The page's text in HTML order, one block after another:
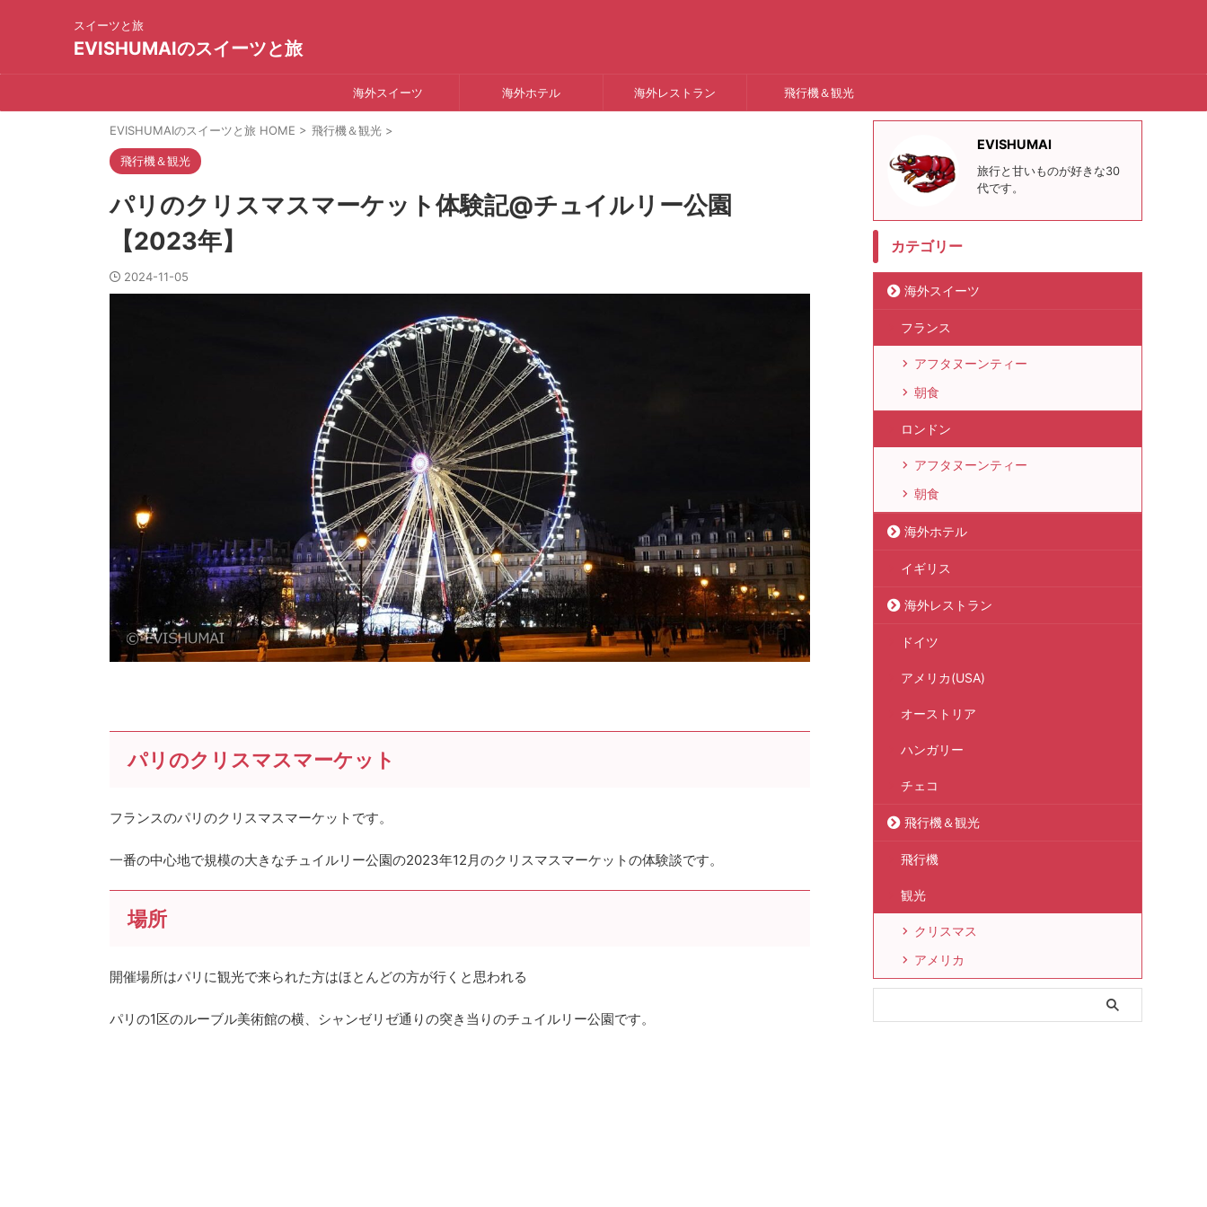
スイーツと旅
EVISHUMAIのスイーツと旅
海外スイーツ 海外ホテル 海外レストラン 飛行機＆観光
EVISHUMAIのスイーツと旅 HOME > 飛行機＆観光 >
飛行機＆観光
パリのクリスマスマーケット体験記@チュイルリー公園
【2023年】
2024-11-05
パリのクリスマスマーケット
フランスのパリのクリスマスマーケットです。
一番の中心地で規模の大きなチュイルリー公園の2023年12月のクリスマスマーケットの体験談です。
場所
開催場所はパリに観光で来られた方はほとんどの方が行くと思われる
パリの1区のルーブル美術館の横、シャンゼリゼ通りの突き当りのチュイルリー公園です。
EVISHUMAI
旅行と甘いものが好きな30
代です。
カテゴリー
海外スイーツ
フランス
アフタヌーンティー
朝食
ロンドン
アフタヌーンティー
朝食
海外ホテル
イギリス
海外レストラン
ドイツ
アメリカ(USA)
オーストリア
ハンガリー
チェコ
飛行機＆観光
飛行機
観光
クリスマス
アメリカ